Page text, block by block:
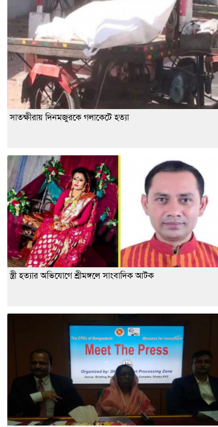
সাতক্ষীরায় দিনমজুরকে গলাকেটে হত্যা
স্ত্রী হত্যার অভিযোগে শ্রীমঙ্গলে সাংবাদিক আটক